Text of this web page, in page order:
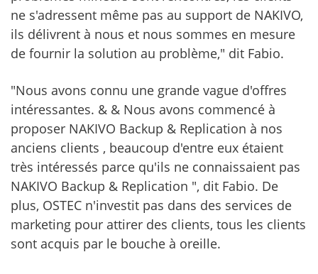
ne s'adressent même pas au support de NAKIVO,
ils délivrent à nous et nous sommes en mesure
de fournir la solution au problème," dit Fabio.
"Nous avons connu une grande vague d'offres
intéressantes. & & Nous avons commencé à
proposer NAKIVO Backup & Replication à nos
anciens clients , beaucoup d'entre eux étaient
très intéressés parce qu'ils ne connaissaient pas
NAKIVO Backup & Replication ", dit Fabio. De
plus, OSTEC n'investit pas dans des services de
marketing pour attirer des clients, tous les clients
sont acquis par le bouche à oreille.